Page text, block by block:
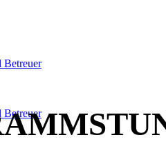
Betreuer
Betreuer